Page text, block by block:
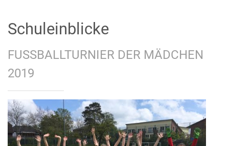
Schuleinblicke
FUSSBALLTURNIER DER MÄDCHEN 2
019